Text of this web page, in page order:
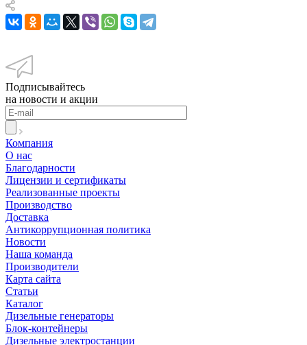
Подписывайтесь
на новости и акции
Компания
О нас
Благодарности
Лицензии и сертификаты
Реализованные проекты
Производство
Доставка
Антикоррупционная политика
Новости
Наша команда
Производители
Карта сайта
Статьи
Каталог
Дизельные генераторы
Блок-контейнеры
Дизельные электростанции